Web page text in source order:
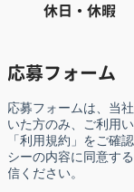
休日・休暇
応募フォーム